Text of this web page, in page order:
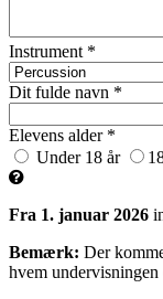
Instrument *
Dit fulde navn *
Elevens alder *
Under 18 år
Fra 1. januar 2026
Bemærk: Der
hvem